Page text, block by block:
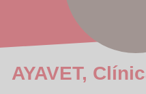
AYAVET,